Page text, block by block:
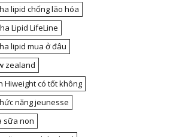
lipid chống lão hóa
Lipid LifeLine
lipid mua ở đâu
zealand
Hiweight có tốt không
năng jeunesse
sữa non